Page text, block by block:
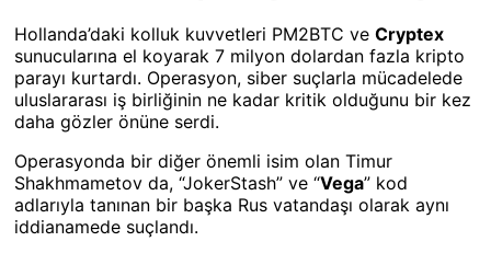
Hollanda’daki kolluk kuvvetleri PM2BTC ve Cryptex
sunucularına el koyarak 7 milyon dolardan fazla kripto
parayı kurtardı. Operasyon, siber suçlarla mücadelede
uluslararası iş birliğinin ne kadar kritik olduğunu bir kez
daha gözler önüne serdi.
Operasyonda bir diğer önemli isim olan Timur
Shakhmametov da, “JokerStash” ve “Vega” kod
adlarıyla tanınan bir başka Rus vatandaşı olarak aynı
iddianamede suçlandı.